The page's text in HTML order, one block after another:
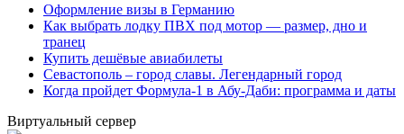
Оформление визы в Германию
Как выбрать лодку ПВХ под мотор — размер, дно и
транец
Купить дешёвые авиабилеты
Севастополь – город славы. Легендарный город
Когда пройдет Формула-1 в Абу-Даби: программа и даты
Виртуальный сервер